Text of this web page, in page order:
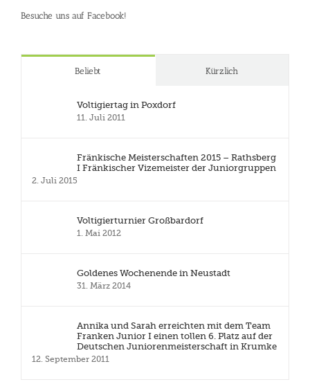
Besuche uns auf Facebook!
Beliebt Kürzlich
Voltigiertag in Poxdorf
11. Juli 2011
Fränkische Meisterschaften 2015 – Rathsberg
I Fränkischer Vizemeister der Juniorgruppen
2. Juli 2015
Voltigierturnier Großbardorf
1. Mai 2012
Goldenes Wochenende in Neustadt
31. März 2014
Annika und Sarah erreichten mit dem Team
Franken Junior I einen tollen 6. Platz auf der
Deutschen Juniorenmeisterschaft in Krumke
12. September 2011